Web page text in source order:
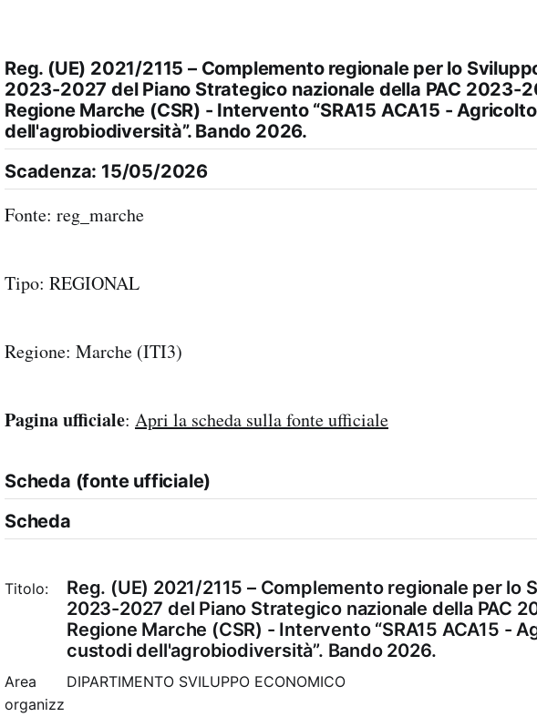
Reg. (UE) 2021/2115 – Complemento regionale per lo
2023-2027 del Piano Strategico nazionale della PAC 2023-
Regione Marche (CSR) - Intervento “SRA15 ACA15 -
dell'agrobiodiversità”. Bando 2026.
Scadenza: 15/05/2026
Fonte: reg_marche
Tipo: REGIONAL
Regione: Marche (ITI3)
Pagina ufficiale: Apri la scheda sulla fonte ufficiale
Scheda (fonte ufficiale)
Scheda
Titolo:
Reg. (UE) 2021/2115 – Complemento regionale per lo
2023-2027 del Piano Strategico nazionale della PAC
Regione Marche (CSR) - Intervento “SRA15 ACA15 -
custodi dell'agrobiodiversità”. Bando 2026.
Area
organizz
DIPARTIMENTO SVILUPPO ECONOMICO